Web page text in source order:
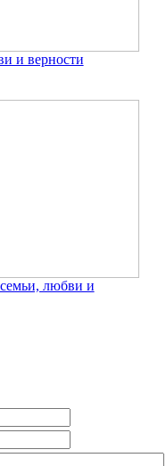
и верности
любви и